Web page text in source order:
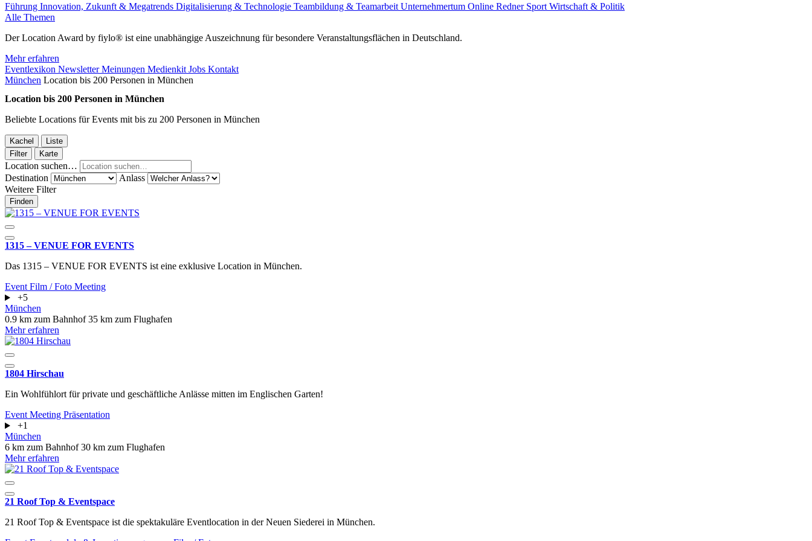
Führung Innovation, Zukunft & Megatrends Digitalisierung & Technologie Teambildung & Teamarbeit Unternehmertum Online Redner Sport Wirtschaft & Politik
Alle Themen
Der Location Award by fiylo® ist eine unabhängige Auszeichnung für besondere Veranstaltungsflächen in Deutschland.
Mehr erfahren
Eventlexikon NewsletterMeinungen Medienkit Jobs Kontakt
München Location bis 200 Personen in München
Location bis 200 Personen in München
Beliebte Locations für Events mit bis zu 200 Personen in München
Kachel
Liste
Filter
Karte
Location suchen…
Destination
Anlass
Weitere Filter
Finden
1315 – VENUE FOR EVENTS
Das 1315 – VENUE FOR EVENTS ist eine exklusive Location in München.
Event Film / Foto Meeting
+5
München
0.9 km zum Bahnhof35 km zum Flughafen
Mehr erfahren
1804 Hirschau
Ein Wohlfühlort für private und geschäftliche Anlässe mitten im Englischen Garten!
Event Meeting Präsentation
+1
München
6 km zum Bahnhof30 km zum Flughafen
Mehr erfahren
21 Roof Top & Eventspace
21 Roof Top & Eventspace ist die spektakuläre Eventlocation in der Neuen Siederei in München.